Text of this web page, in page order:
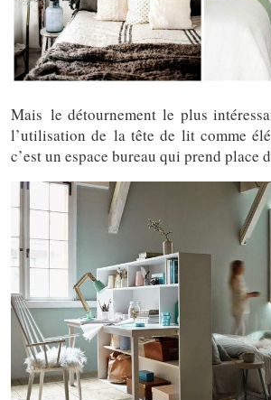
Mais le détournement le plus
l’utilisation de la tête de lit comme
c’est un espace bureau qui prend place